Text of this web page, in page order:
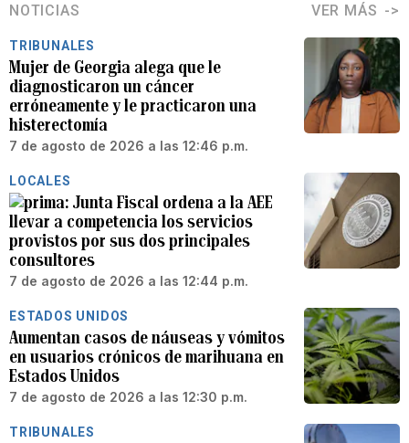
NOTICIAS VER MÁS
TRIBUNALES
Mujer de Georgia alega que le
diagnosticaron un cáncer
erróneamente y le practicaron una
histerectomía
7 de agosto de 2026 a las 12:46 p.m.
LOCALES
Junta Fiscal ordena a la AEE
llevar a competencia los servicios
provistos por sus dos principales
consultores
7 de agosto de 2026 a las 12:44 p.m.
ESTADOS UNIDOS
Aumentan casos de náuseas y vómitos
en usuarios crónicos de marihuana en
Estados Unidos
7 de agosto de 2026 a las 12:30 p.m.
TRIBUNALES